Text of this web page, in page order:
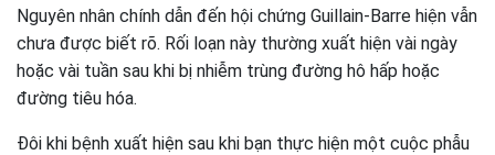
Nguyên nhân chính dẫn đến hội chứng Guillain-Barre hiện vẫn
chưa được biết rõ. Rối loạn này thường xuất hiện vài ngày
hoặc vài tuần sau khi bị nhiễm trùng đường hô hấp hoặc
đường tiêu hóa.
Đôi khi bệnh xuất hiện sau khi bạn thực hiện một cuộc phẫu